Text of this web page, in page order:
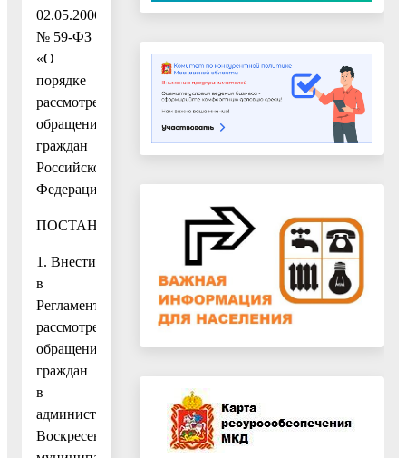
02.05.2006
№ 59-ФЗ
«О
порядке
рассмотрения
обращений
граждан
Российской
Федерации»
ПОСТАНОВЛЯЮ:
1. Внести
в
Регламент
рассмотрения
обращений
граждан
в
администрации
Воскресенского